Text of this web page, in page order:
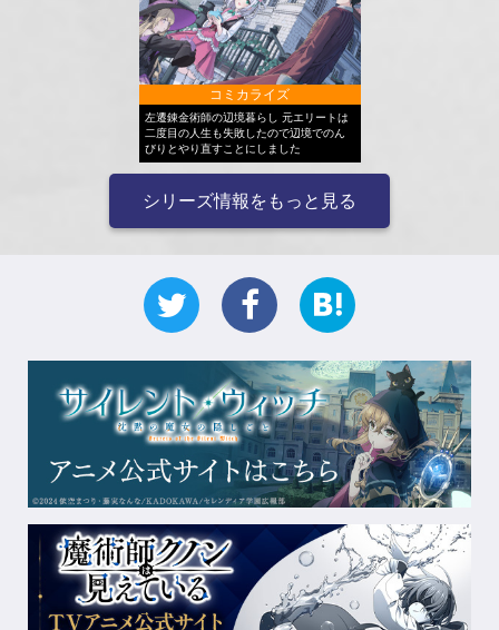
コミカライズ
左遷錬金術師の辺境暮らし 元エリートは
二度目の人生も失敗したので辺境でのん
びりとやり直すことにしました
シリーズ情報をもっと見る